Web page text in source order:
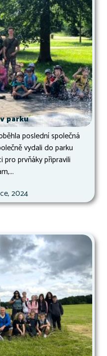
parku
poslední společná
vydali do parku
prvňáky připravili
2024